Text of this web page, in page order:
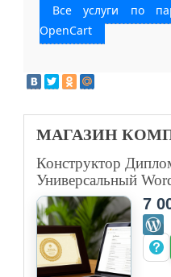
Все услуги по
OpenCart
МАГАЗИН
Конструктор
Универсальный
7